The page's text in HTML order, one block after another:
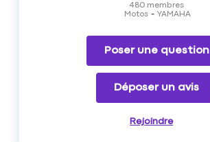
Motos YAMAHA
480membres
Poser une question
Déposer un avis
Rejoindre